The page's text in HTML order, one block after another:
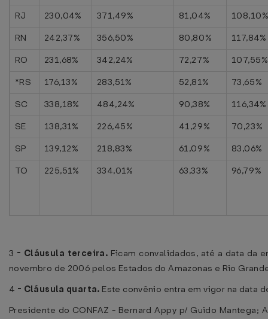
RJ
230,04% 371,49% 81,04%
RN
242,37% 356,50% 80,80%
117,84%
RO
231,68% 342,24% 72,27%
107,55%
*RS
176,13% 283,51% 52,81%
73,65%
SC
338,18% 484,24% 90,38%
116,34%
SE
138,31% 226,45% 41,29%
70,23%
SP
139,12% 218,83% 61,09%
83,06%
TO
225,51% 334,01% 63,33% 96,79%
3 - Cláusula terceira. Ficam convalidados, até a data da
novembro de 2006 pelos Estados do Amazonas e Rio
4 - Cláusula quarta. Este convênio entra em vigor na data
Presidente do CONFAZ - Bernard Appy p/ Guido